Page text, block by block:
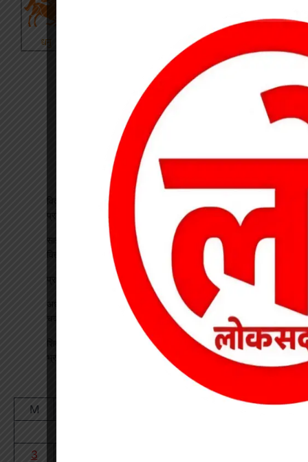
विकसित भारत रोजगार मिशन पर खारंग में एकदिवसीय प्रशिक्षण, जनपद
प्रतिनिधियों ने सीखी योजनाओं के प्रभावी क्रियान्वयन की बारीकियां
साइबर सुरक्षा एवं छात्र कानून जागरूकता कार्यक्रम आयोजित, प्रतिभावान
विद्यार्थियों का हुआ सम्मान
प्रधान पाठक पर हमला, स्कूल का चपरासी गिरफ्तार
अधीक्षिका को हटाने की मांग पर छात्राओं का फूटा गुस्सा, NH-130 पर
चक्काजाम से घंटों थमा यातायात
शिक्षक बने कलेक्टर: कक्षा में पढ़ाया भौतिकी, 100% रिजल्ट पर इसरो
M
S
3